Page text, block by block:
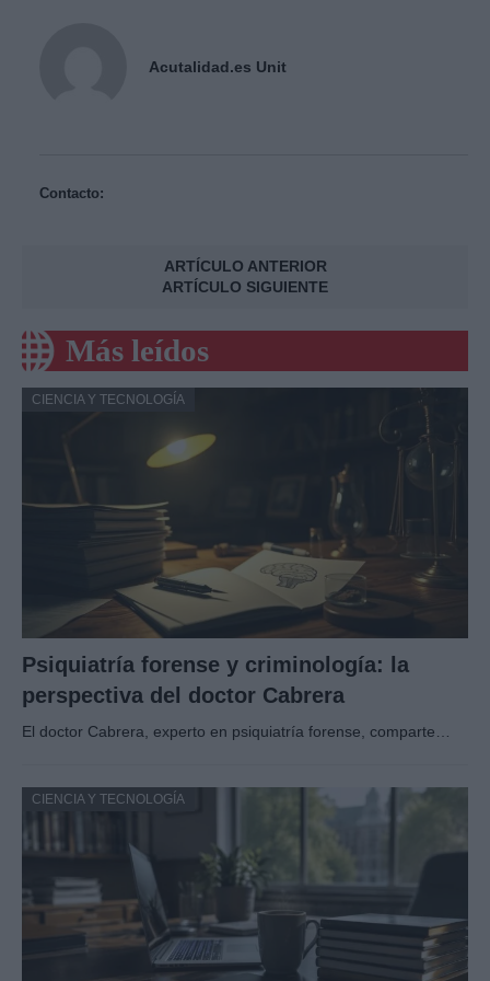
Acutalidad.es Unit
Contacto:
ARTÍCULO ANTERIOR
ARTÍCULO SIGUIENTE
Más leídos
CIENCIA Y TECNOLOGÍA
Psiquiatría forense y criminología: la
perspectiva del doctor Cabrera
El doctor Cabrera, experto en psiquiatría forense, comparte…
CIENCIA Y TECNOLOGÍA